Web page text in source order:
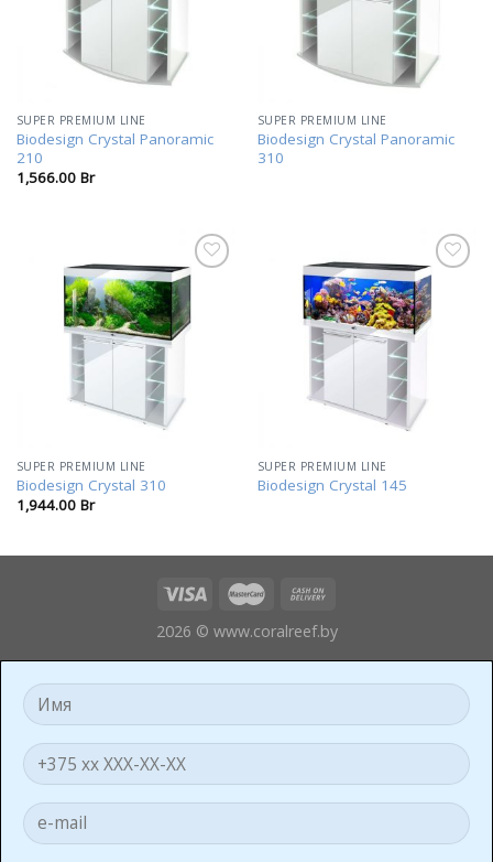
SUPER PREMIUM LINE
Biodesign Crystal Panoramic
210
1,566.00 Br
SUPER PREMIUM LINE
Biodesign Crystal Panoramic
310
В
избранное
SUPER PREMIUM LINE
Biodesign Crystal 310
1,944.00 Br
В
избранное
SUPER PREMIUM LINE
Biodesign Crystal 145
2026 © www.coralreef.by